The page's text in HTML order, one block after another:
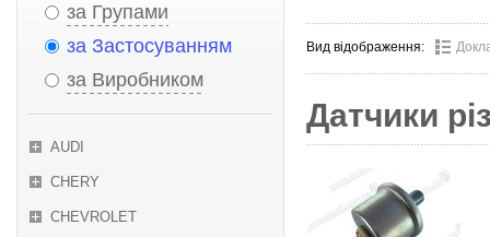
за Групами
за Застосуванням
за Виробником
AUDI
CHERY
CHEVROLET
Вид відображення:
Датчики